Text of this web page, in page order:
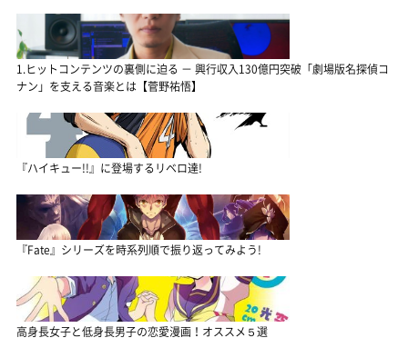
1.ヒットコンテンツの裏側に迫る － 興行収入130億円突破「劇場版名探偵コ
ナン」を支える音楽とは【菅野祐悟】
『ハイキュー!!』に登場するリベロ達!
『Fate』シリーズを時系列順で振り返ってみよう!
高身長女子と低身長男子の恋愛漫画！オススメ５選